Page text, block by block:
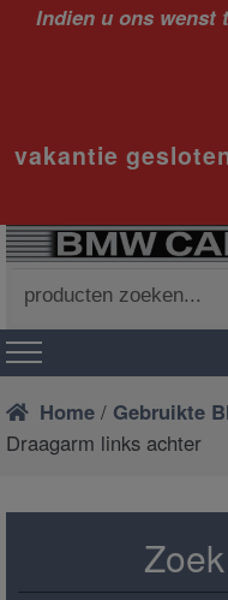
Indien u ons wenst
vakantie
naar:
Home / Gebruikte
Draagarm links achter